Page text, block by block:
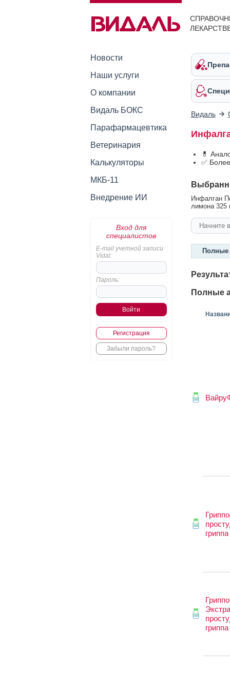
Новости
Наши услуги
О компании
Видаль БОКС
Парафармацевтика
Ветеринария
Калькуляторы
МКБ-11
Внедрение ИИ
Вход для
специалистов
E-mail учетной записи
Vidal:
Пароль:
Регистрация
Забыли пароль?
Видаль
💊
✅
Инфалган
лимона 325
Полные
Полные
гриппа
гриппа